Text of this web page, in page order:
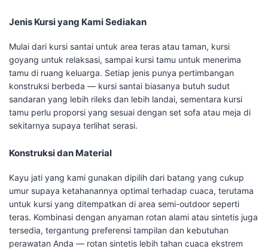
Jenis Kursi yang Kami Sediakan
Mulai dari kursi santai untuk area teras atau taman, kursi
goyang untuk relaksasi, sampai kursi tamu untuk menerima
tamu di ruang keluarga. Setiap jenis punya pertimbangan
konstruksi berbeda — kursi santai biasanya butuh sudut
sandaran yang lebih rileks dan lebih landai, sementara kursi
tamu perlu proporsi yang sesuai dengan set sofa atau meja di
sekitarnya supaya terlihat serasi.
Konstruksi dan Material
Kayu jati yang kami gunakan dipilih dari batang yang cukup
umur supaya ketahanannya optimal terhadap cuaca, terutama
untuk kursi yang ditempatkan di area semi-outdoor seperti
teras. Kombinasi dengan anyaman rotan alami atau sintetis juga
tersedia, tergantung preferensi tampilan dan kebutuhan
perawatan Anda — rotan sintetis lebih tahan cuaca ekstrem